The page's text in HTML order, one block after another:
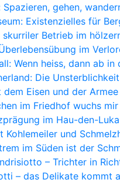
gehen,
Existenzielles für
skurriler Betrieb im
im
Wenn heiss, dann ab in
Die
Eisen und der
im Friedhof wuchs
im Hau-den-
Kohlemeiler und
im Süden ist der
– Trichter in
– das Delikate kommt